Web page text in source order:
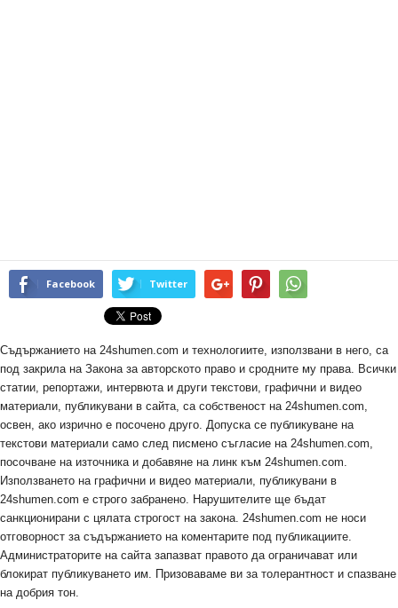
Facebook Twitter
Съдържанието на 24shumen.com и технологиите, използвани в него, са
под закрила на Закона за авторското право и сродните му права. Всички
статии, репортажи, интервюта и други текстови, графични и видео
материали, публикувани в сайта, са собственост на 24shumen.com,
освен, ако изрично е посочено друго. Допуска се публикуване на
текстови материали само след писмено съгласие на 24shumen.com,
посочване на източника и добавяне на линк към 24shumen.com.
Използването на графични и видео материали, публикувани в
24shumen.com е строго забранено. Нарушителите ще бъдат
санкционирани с цялата строгост на закона. 24shumen.com не носи
отговорност за съдържанието на коментарите под публикациите.
Администраторите на сайта запазват правото да ограничават или
блокират публикуването им. Призоваваме ви за толерантност и спазване
на добрия тон.